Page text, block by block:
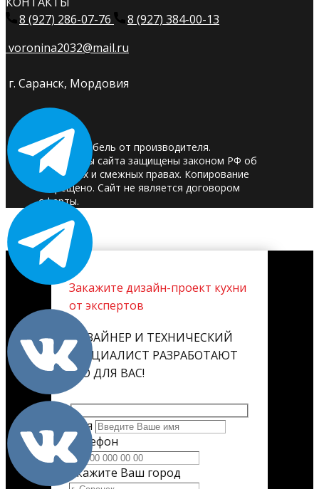
8 (927) 286-07-76
8 (927) 384-00-13
voronina2032@mail.ru
г. Саранск, Мордовия
© 2025. Мебель от производителя.
Материалы сайта защищены законом РФ об
авторских и смежных правах. Копирование
запрещено. Сайт не является договором
оферты.
Закажите дизайн-проект кухни
от экспертов
ДИЗАЙНЕР И ТЕХНИЧЕСКИЙ
СПЕЦИАЛИСТ РАЗРАБОТАЮТ
ЕГО ДЛЯ ВАС!
Имя
Телефон
Укажите Ваш город